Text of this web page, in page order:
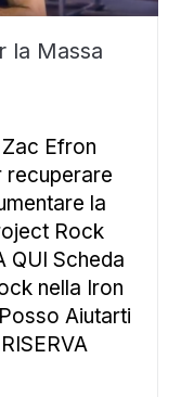
la Massa
Efron
recuperare
la
Rock
QUI Scheda
nella Iron
Aiutarti